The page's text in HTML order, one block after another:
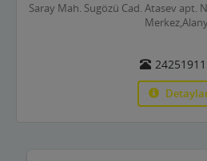
Bayan Kuaför Salonları
Saray Mah. Sugözü Cad. Atasev apt.